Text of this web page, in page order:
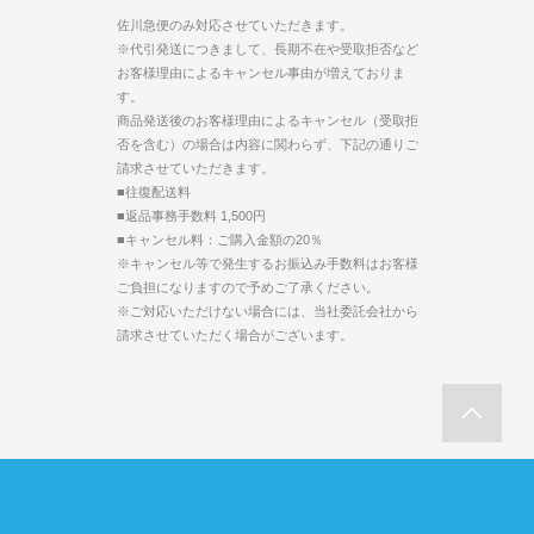
佐川急便のみ対応させていただきます。
※代引発送につきまして、長期不在や受取拒否など
お客様理由によるキャンセル事由が増えておりま
す。
商品発送後のお客様理由によるキャンセル（受取拒
否を含む）の場合は内容に関わらず、下記の通りご
請求させていただきます。
■往復配送料
■返品事務手数料 1,500円
■キャンセル料：ご購入金額の20％
※キャンセル等で発生するお振込み手数料はお客様
ご負担になりますので予めご了承ください。
※ご対応いただけない場合には、当社委託会社から
請求させていただく場合がございます。